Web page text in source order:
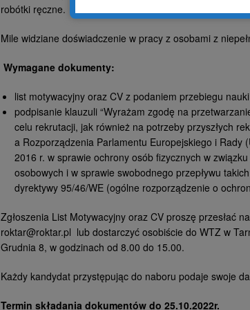
robótki ręczne.
Mile widziane doświadczenie w pracy z osobami z
Wymagane dokumenty:
list motywacyjny oraz CV z podaniem przebiegu
podpisanie klauzuli “Wyrażam zgodę na
celu rekrutacji, jak również na potrzeby przyszłych
a Rozporządzenia Parlamentu Europejskiego i Rady
2016 r. w sprawie ochrony osób fizycznych w
osobowych i w sprawie swobodnego przepływu
dyrektywy 95/46/WE (ogólne rozporządzenie o
Zgłoszenia List Motywacyjny oraz CV proszę przesłać
roktar@roktar.pl lub dostarczyć osobiście do WTZ w
Grudnia 8, w godzinach od 8.00 do 15.00.
Każdy kandydat przystępując do naboru podaje swoje
Termin składania dokumentów do 25.10.2022r.